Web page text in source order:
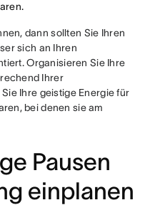
dann sollten Sie Ihren
sich an Ihren
Organisieren Sie Ihre
Ihrer
Ihre geistige Energie für
bei denen sie am
Pausen
einplanen